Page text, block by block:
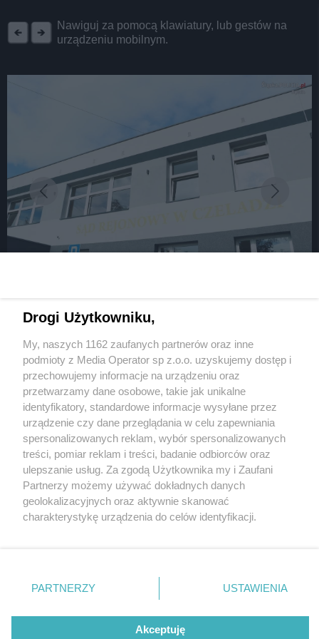
Nawiguj za pomocą klawiatury, lub gestów na
urządzeniu mobilnym.
otwarty. „Po 62 latach przerwy znów mamy
»swój« sąd”
2 / 4
Sąd Rejonowy w Czeladzi
został oficjalnie otwarty2 jpg
Wydawca mediów lokalnych
Nie zapomnij
zapoznać się z:
polityką prywatności
Twojemiasto
Piekary Śląskie
Chorzów
Tarnowskie Góry
Gliwice
Skontakuj sięz nami
Kontakt
Redakcja
Newsletter
Drogi Użytkowniku,
My, naszych 1162 zaufanych partnerów oraz inne
podmioty z Media Operator sp z.o.o. uzyskujemy dostęp i
przechowujemy informacje na urządzeniu oraz
przetwarzamy dane osobowe, takie jak unikalne
identyfikatory, standardowe informacje wysyłane przez
urządzenie czy dane przeglądania w celu zapewniania
spersonalizowanych reklam, wybór spersonalizowanych
treści, pomiar reklam i treści, badanie odbiorców oraz
ulepszanie usług. Za zgodą Użytkownika my i Zaufani
Partnerzy możemy używać dokładnych danych
geolokalizacyjnych oraz aktywnie skanować
charakterystykę urządzenia do celów identyfikacji.
zmienić/wycofać klikając przycisk ustawień prywatności
znajdujący się w lewym dolnym rogu strony
rodzaje przetwarzania danych nie wymagają zgody
użytkownika, ale masz prawo sprzeciwić się takiemu
PARTNERZY USTAWIENIA
Akceptuję